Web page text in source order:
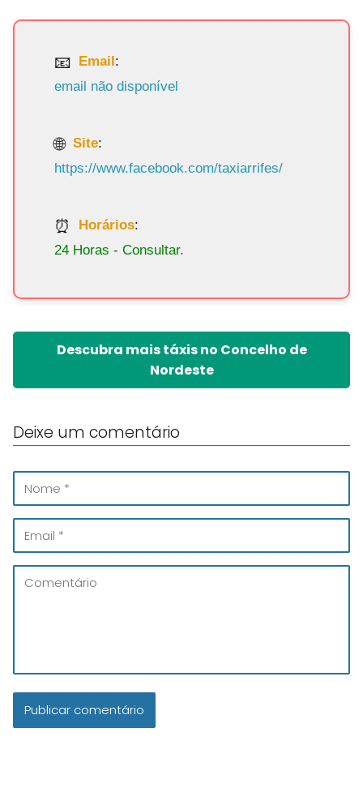
Email:
email não disponível
Site:
https://www.facebook.com/taxiarrifes/
Horários:
24 Horas - Consultar.
Descubra mais táxis no Concelho de
Nordeste
Deixe um comentário